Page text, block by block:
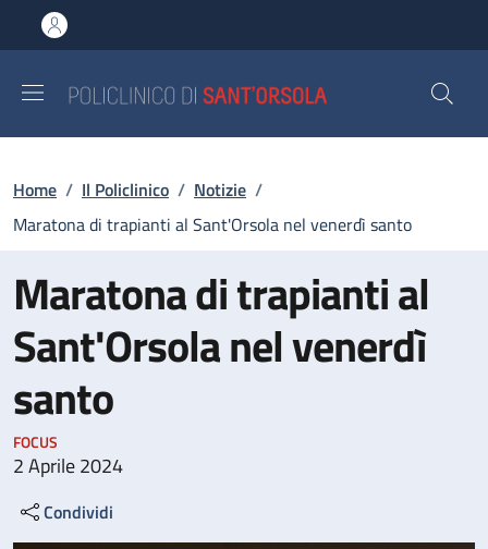
al contenuto principale
to footer content
Briciole di pane
Home / Il Policlinico / Notizie /
Maratona di trapianti al Sant'Orsola nel venerdì santo
Maratona di trapianti al
Sant'Orsola nel venerdì
santo
FOCUS
2 Aprile 2024
Condividi